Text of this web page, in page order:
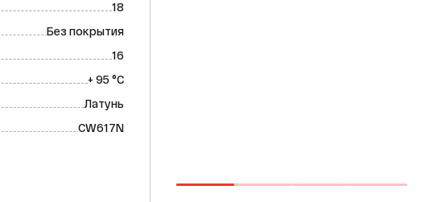
18
Без покрытия
16
+ 95 °C
Латунь
CW617N